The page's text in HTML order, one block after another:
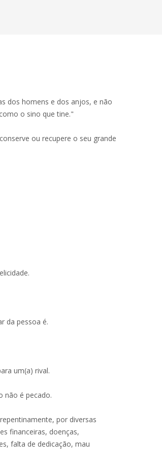
dos homens e dos anjos, e não
o sino que tine."
ou recupere o seu grande
da pessoa é.
um(a) rival.
não é pecado.
por diversas
financeiras, doenças,
falta de dedicação, mau